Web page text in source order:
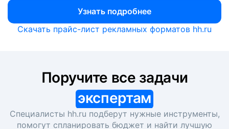
Узнать подробнее
Скачать прайс-лист рекламных форматов hh.ru
экспертам
Специалисты hh.ru подберут нужные инструменты,
помогут спланировать бюджет и найти лучшую